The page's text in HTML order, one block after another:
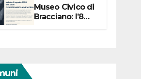
Museo Civico di
Bracciano: l’8